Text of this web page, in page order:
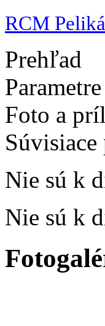
RCM
Prehľad
Parametre
Foto a
Nie sú k
Nie sú k